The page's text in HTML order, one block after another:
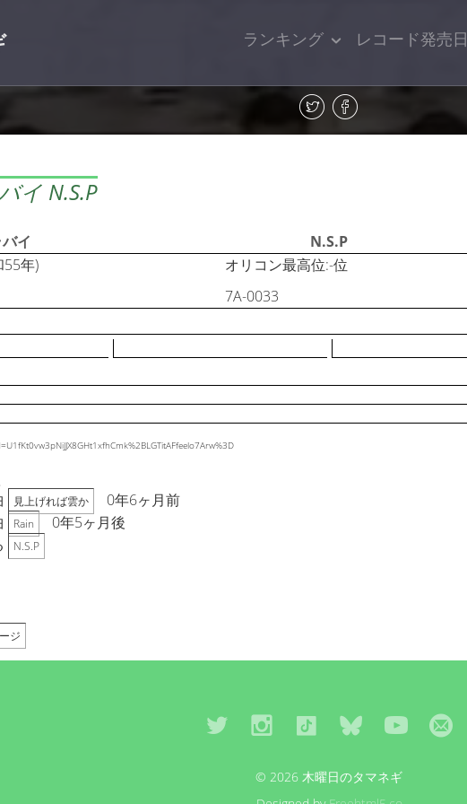
ランキング レコード発売日
イ N.S.P
イ
N.S.P
年)
オリコン最高位:-位
7A-0033
見上げれば雲か
0年6ヶ月前
Rain
0年5ヶ月後
N.S.P
ジ
© 2026 木曜日のタマネギ